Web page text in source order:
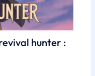
hunter :